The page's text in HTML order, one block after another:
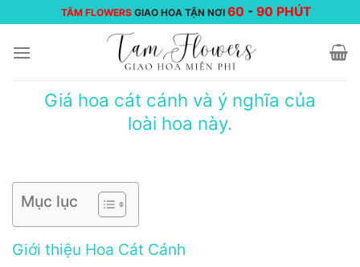
đến
nội
TÂM FLOWERS GIAO HOA TẬN NƠI 60 -90 PHÚT
Giá hoa cát cánh và ý nghĩa của
loài hoa này.
Mục lục
Giới thiệu Hoa Cát Cánh